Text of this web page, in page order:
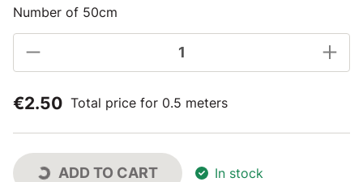
Number of 50cm
€2.50 Total price for 0.5 meters
ADD TO CART In stock